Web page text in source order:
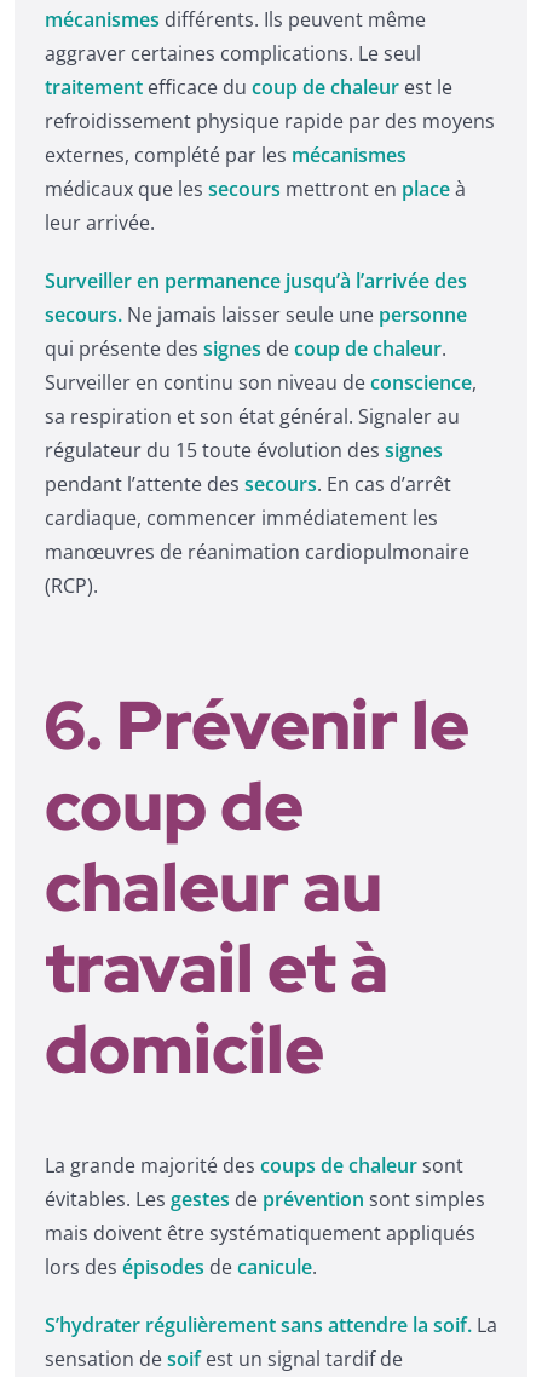
mécanismes différents. Ils peuvent même
aggraver certaines complications. Le seul
traitement efficace du coup de chaleur est le
refroidissement physique rapide par des moyens
externes, complété par les mécanismes
médicaux que les secours mettront en placeà
leur arrivée.
Surveiller en permanence jusqu’à l’arrivée des
secours. Ne jamais laisser seule une personne
qui présente des signes decoup de chaleur.
Surveiller en continu son niveau deconscience,
sa respiration et son état général. Signaler au
régulateur du 15 toute évolution des signes
pendant l’attente des secours. En cas d’arrêt
cardiaque, commencer immédiatement les
manœuvres de réanimation cardiopulmonaire
(RCP).
6. Prévenir le
coup de
chaleur au
travail et à
domicile
La grande majorité des coups de chaleursont
évitables. Les gestes de prévention sont simples
mais doivent être systématiquement appliqués
lors des épisodes decanicule.
S’hydrater régulièrement sans attendre la soif. La
sensation desoifest un signal tardif de